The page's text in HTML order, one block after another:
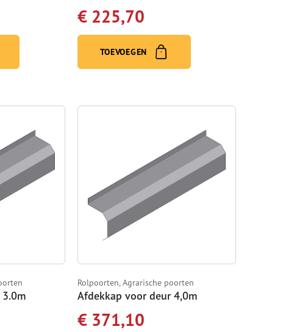
€ 225,70
TOEVOEGEN
Rolpoorten, Agrarische poorten
Afdekkap voor deur 4,0m
€ 371,10